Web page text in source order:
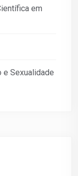
em
e Sexualidade